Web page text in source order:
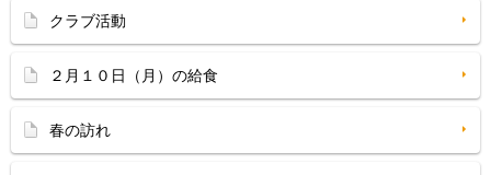
クラブ活動
２月１０日（月）の給食
春の訪れ